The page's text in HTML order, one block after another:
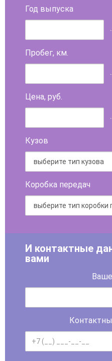
Год выпуска
Пробег, км.
Цена, руб.
Кузов
Коробка передач
И контактные
вами